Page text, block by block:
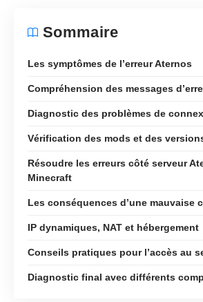
Sommaire
Les symptômes de l’erreur Aternos
Compréhension des messages
Diagnostic des problèmes de
Vérification des mods et des
Résoudre les erreurs côté serveur
Minecraft
Les conséquences d’une mauvaise
IP dynamiques, NAT et hébergement
Conseils pratiques pour l’accès au
Diagnostic final avec différents